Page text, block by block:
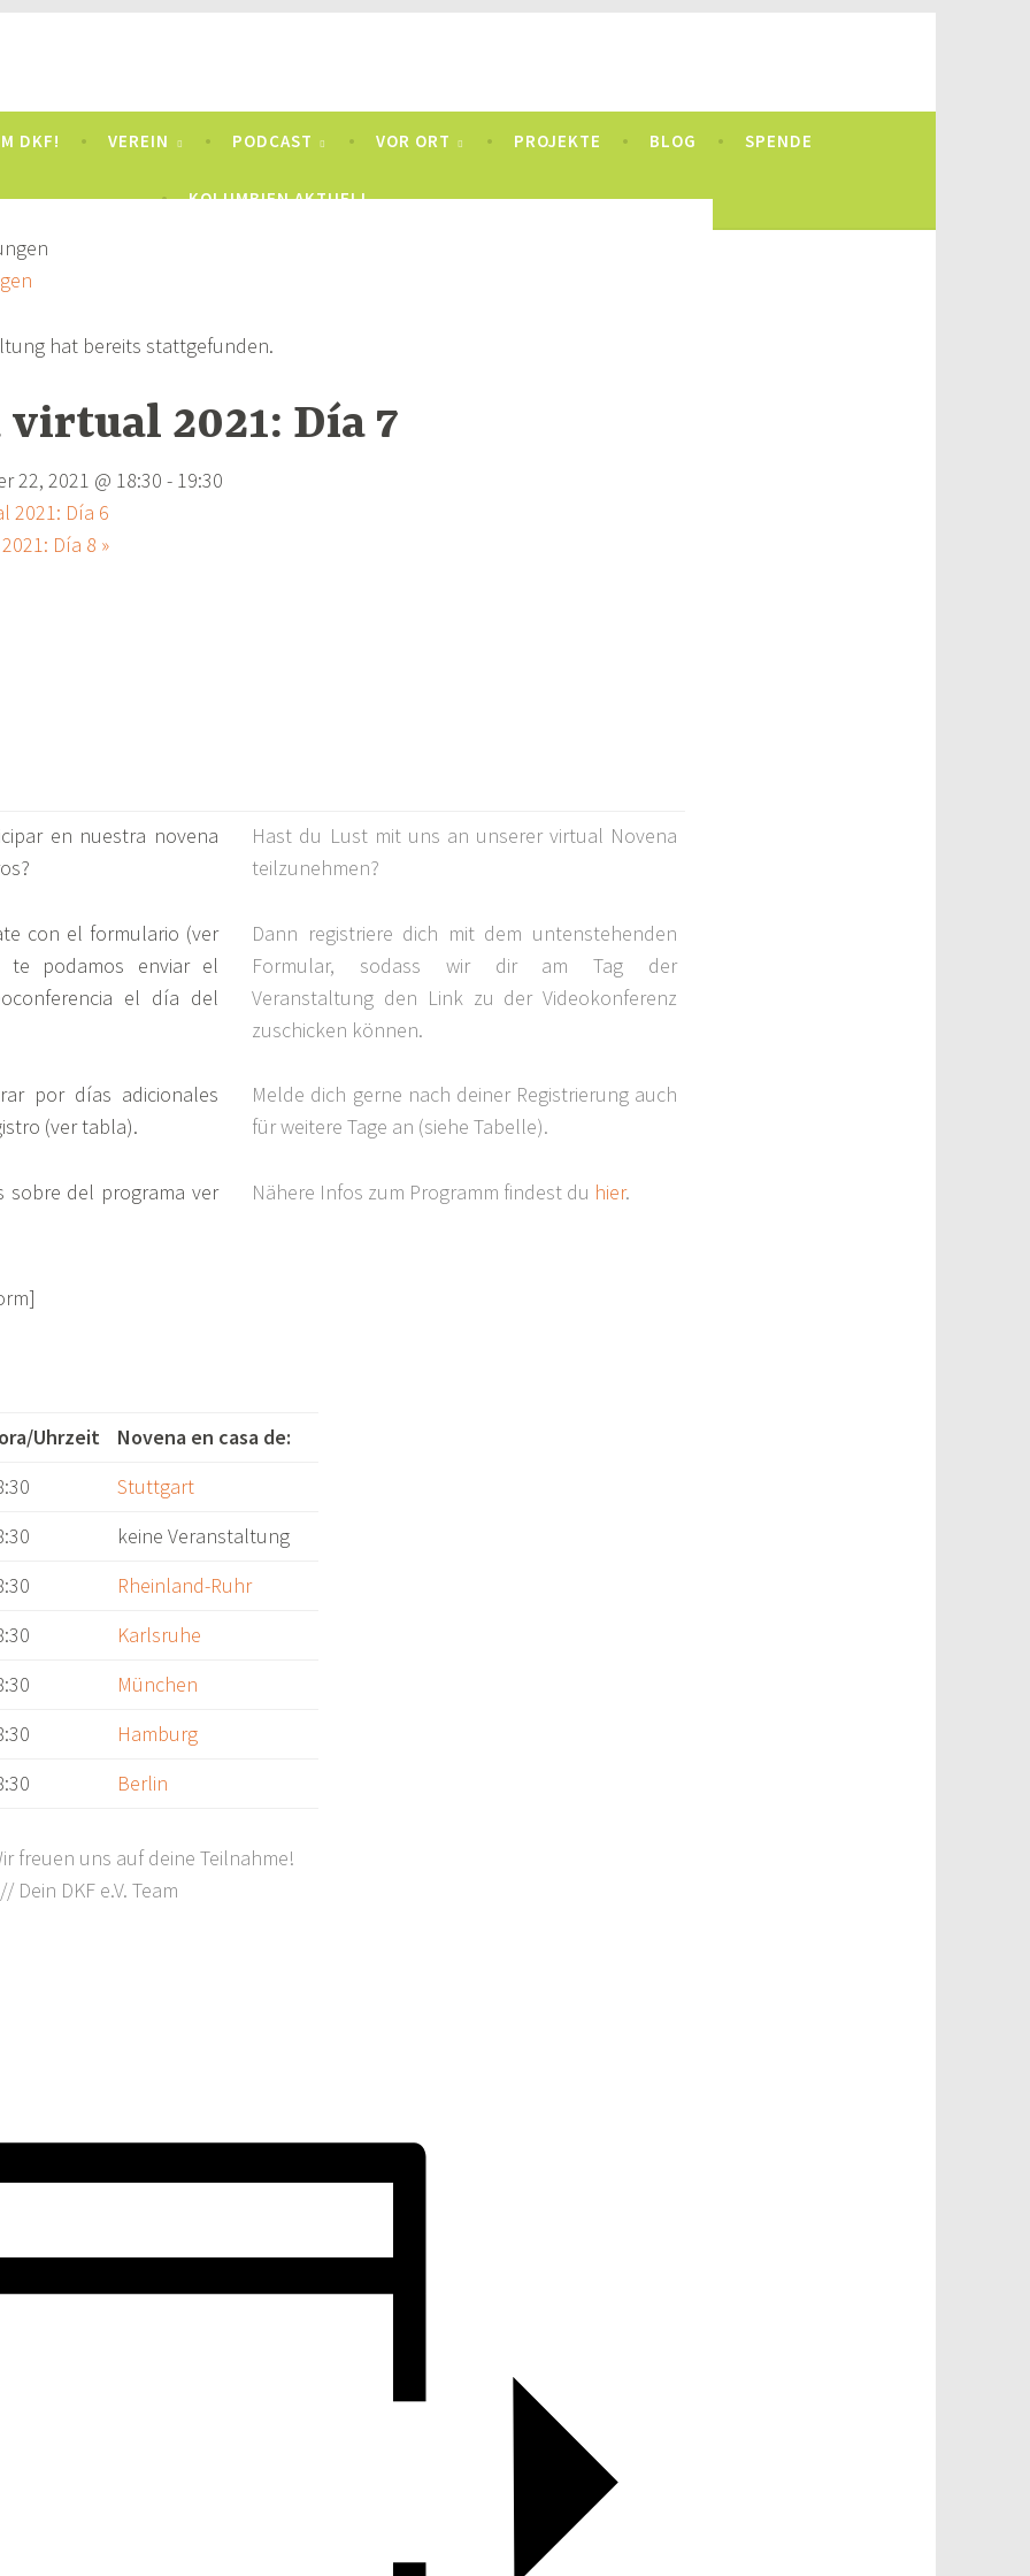
DKF! VEREIN PODCAST VOR ORT PROJEKTE BLOG SPENDE
KOLUMBIEN AKTUELL
hat bereits stattgefunden.
virtual 2021: Día 7
22, 2021 @ 18:30 - 19:30
2021: Día 6
Día 8 »
en nuestra novena
con el formulario (ver
te podamos enviar el
el día del
por días adicionales
(ver tabla).
sobre del programa ver
Hast du Lust mit uns an unserer virtual Novena
teilzunehmen?
Dann registriere dich mit dem untenstehenden
Formular, sodass wir dir am Tag der
Veranstaltung den Link zu der Videokonferenz
zuschicken können.
Melde dich gerne nach deiner Registrierung auch
für weitere Tage an (siehe Tabelle).
Nähere Infos zum Programm findest du hier.
Uhrzeit
Novena en casa de:
Stuttgart
keine Veranstaltung
Rheinland-Ruhr
Karlsruhe
München
Hamburg
Berlin
freuen uns auf deine Teilnahme!
// Dein DKF e.V. Team